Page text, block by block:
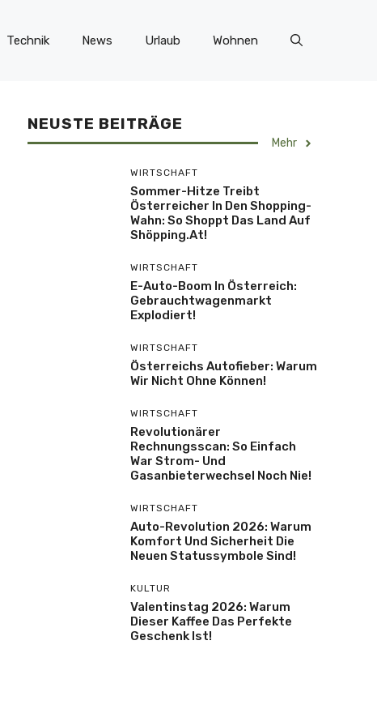
Technik News Urlaub Wohnen
NEUSTE BEITRÄGE
Mehr
WIRTSCHAFT
Sommer-Hitze Treibt
Österreicher In Den Shopping-
Wahn: So Shoppt Das Land Auf
Shöpping.at!
WIRTSCHAFT
E-Auto-Boom In Österreich:
Gebrauchtwagenmarkt
Explodiert!
WIRTSCHAFT
Österreichs Autofieber: Warum
Wir Nicht Ohne Können!
WIRTSCHAFT
Revolutionärer
Rechnungsscan: So Einfach
War Strom- Und
Gasanbieterwechsel Noch Nie!
WIRTSCHAFT
Auto-Revolution 2026: Warum
Komfort Und Sicherheit Die
Neuen Statussymbole Sind!
KULTUR
Valentinstag 2026: Warum
Dieser Kaffee Das Perfekte
Geschenk Ist!